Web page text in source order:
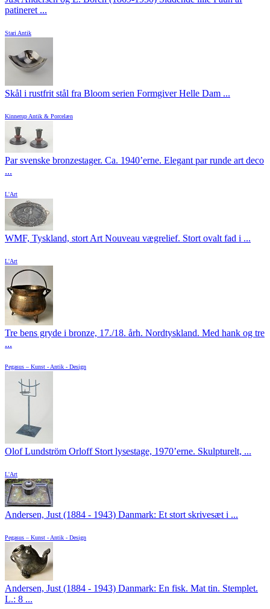
patineret ...
Stari Antik
Skål i rustfrit stål fra Bloom serien Formgiver Helle Dam ...
Kinnerup Antik & Porcelæn
Par svenske bronzestager. Ca. 1940’erne. Elegant par runde art deco
...
L'Art
WMF, Tyskland, stort Art Nouveau vægrelief. Stort ovalt fad i ...
L'Art
Tre bens gryde i bronze, 17./18. årh. Nordtyskland. Med hank og tre
...
Pegasus – Kunst - Antik - Design
Olof Lundström Orloff Stort lysestage, 1970’erne. Skulpturelt, ...
L'Art
Andersen, Just (1884 - 1943) Danmark: Et stort skrivesæt i ...
Pegasus – Kunst - Antik - Design
Andersen, Just (1884 - 1943) Danmark: En fisk. Mat tin. Stemplet.
L.: 8 ...